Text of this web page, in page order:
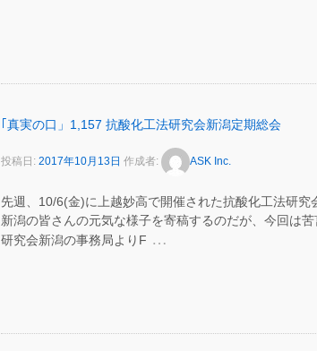
｢真実の口」1,157 抗酸化工法研究会新潟定期総会
投稿日: 2017年10月13日 作成者: ASK Inc.
先週、10/6(金)に上越妙高で開催された抗酸化工法研究
新潟の皆さんの元気な様子を寄稿するのだが、今回は
研究会新潟の事務局よりF …